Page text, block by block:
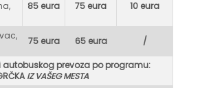
85 eura 75 eura 10 eura
75 eura 65 eura /
autobuskog prevoza po programu:
ČKA IZ VAŠEG MESTA